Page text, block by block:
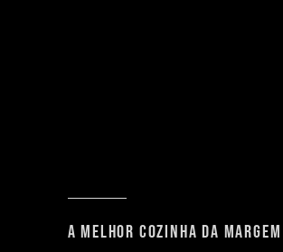
A MELHOR COZINHA DA